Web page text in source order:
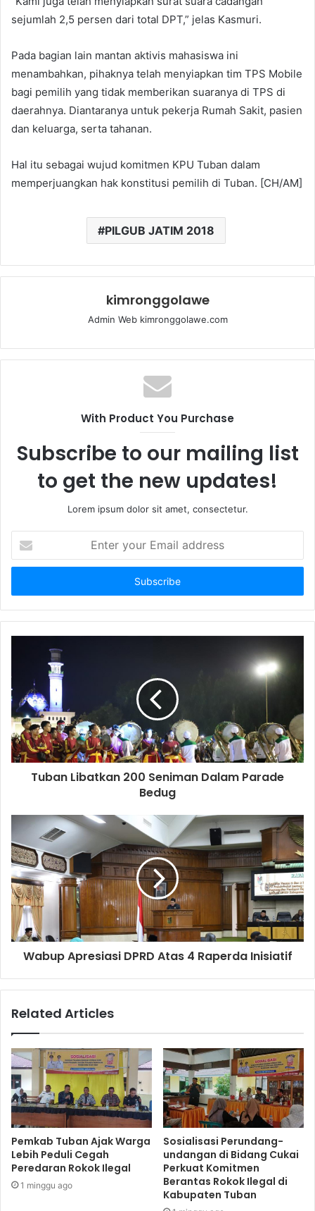
sejumlah 2,5 persen dari total DPT,” jelas Kasmuri.
Pada bagian lain mantan aktivis mahasiswa ini
menambahkan, pihaknya telah menyiapkan tim TPS Mobile
bagi pemilih yang tidak memberikan suaranya di TPS di
daerahnya. Diantaranya untuk pekerja Rumah Sakit, pasien
dan keluarga, serta tahanan.
Hal itu sebagai wujud komitmen KPU Tuban dalam
memperjuangkan hak konstitusi pemilih di Tuban. [CH/AM]
PILGUB JATIM 2018
kimronggolawe
Admin Web kimronggolawe.com
With Product You Purchase
Subscribe to our mailing list
to get the new updates!
Lorem ipsum dolor sit amet, consectetur.
t
r
y
m
a
i
l
a
d
s
Tuban Libatkan 200 Seniman Dalam Parade
Bedug
Wabup Apresiasi DPRD Atas 4 Raperda Inisiatif
Related Articles
Pemkab Tuban Ajak Warga
Lebih Peduli Cegah
Peredaran Rokok Ilegal
1 minggu ago
Sosialisasi Perundang-
undangan di Bidang Cukai
Perkuat Komitmen
Berantas Rokok Ilegal di
Kabupaten Tuban